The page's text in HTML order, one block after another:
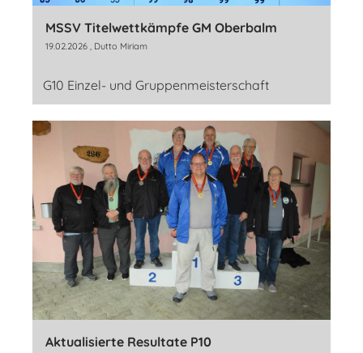
MSSV Titelwettkämpfe GM Oberbalm
19.02.2026 , Dutto Miriam
G10 Einzel- und Gruppenmeisterschaft
Aktualisierte Resultate P10